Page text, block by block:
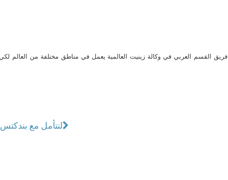
فريق القسم العربي في وكالة زينيت العالمية يعمل في مناطق مختلفة من
لنتأمل مع بندكتس